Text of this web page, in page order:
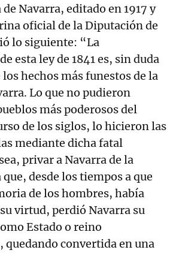
Navarra, editado en 1917 y
oficial de la Diputación de
lo siguiente: “La
esta ley de 1841 es, sin duda
hechos más funestos de la
Lo que no pudieron
más poderosos del
de los siglos, lo hicieron las
mediante dicha fatal
privar a Navarra de la
desde los tiempos a que
de los hombres, había
virtud, perdió Navarra su
Estado o reino
quedando convertida en una